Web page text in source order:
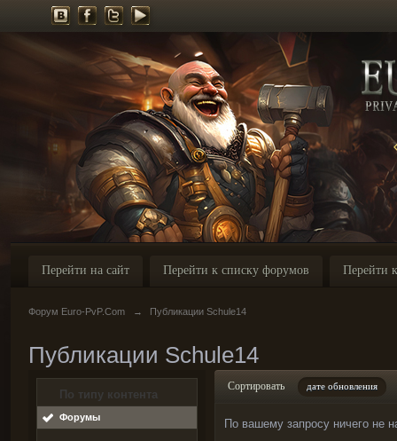
Перейти на сайт Перейти к списку форумов Перейти
Форум Euro-PvP.Com → Публикации Schule14
Публикации Schule14
По типу контента
Форумы
Сортировать дате обновления
По вашему запросу ничего не